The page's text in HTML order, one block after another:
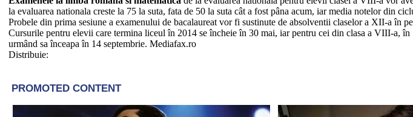
la evaluarea nationala creste la 75 la suta, fata de 50 la suta cât a fost pâna acum, iar media notelor din
Probele din prima sesiune a examenului de bacalaureat vor fi sustinute de absolventii claselor a XII-a în
Cursurile pentru elevii care termina liceul în 2014 se încheie în 30 mai, iar pentru cei din clasa a VIII-a,
urmând sa înceapa în 14 septembrie. Mediafax.ro
Distribuie: